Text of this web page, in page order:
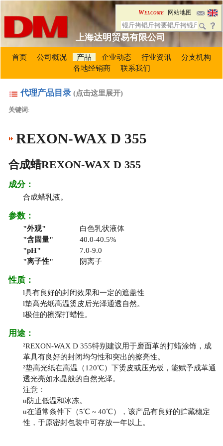
上海达明贸易有限公司
Welcome 网站地图
首页 公司概况 产品 企业动态 行业资讯
分支机构
各地经销商
联系我们
代理产品目录 (点击这里展开)
关键词 :
REXON-WAX D 355
合成蜡REXON-WAX D 355
成分：
合成蜡乳液。
参数：
外观
白色乳状液体
含固量
40.0-40.5%
pH
7.0-9.0
离子性
阴离子
性质：
l具有良好的封闭效果和一定的遮盖性
l垫高光纸高温烫皮后光泽通透自然。
l极佳的擦深打蜡性。
用途：
²REXON-WAX D 355特别建议用于磨面革的打蜡涂饰，成
革具有良好的封闭均匀性和突出的擦亮性。
²垫高光纸在高温（120℃）下烫皮或压光板，能赋予成革通
透光亮如水晶般的自然光泽。
注意：
u防止低温和冰冻。
u在通常条件下（5℃ ~ 40℃），该产品有良好的贮藏稳定
性，于原密封包装中可存放一年以上。